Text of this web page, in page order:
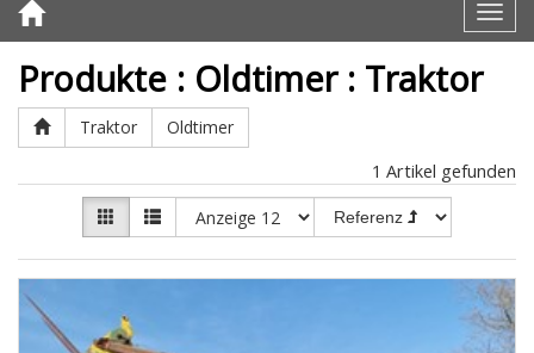
Produkte : Oldtimer : Traktor
Traktor
Oldtimer
1 Artikel gefunden